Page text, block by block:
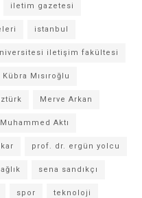
iletim gazetesi
istanbul
iletişim fakültesi
Kübra Mısıroğlu
Merve Arkan
Muhammed Aktı
prof. dr. ergün yolcu
sena sandıkçı
spor teknoloji